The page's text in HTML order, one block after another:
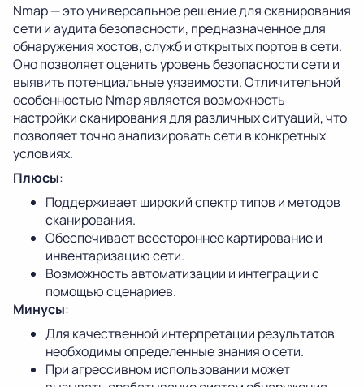
Nmap — это универсальное решение для сканирования
сети и аудита безопасности, предназначенное для
обнаружения хостов, служб и открытых портов в сети.
Оно позволяет оценить уровень безопасности сети и
выявить потенциальные уязвимости. Отличительной
особенностью Nmap является возможность
настройки сканирования для различных ситуаций, что
позволяет точно анализировать сети в конкретных
условиях.
Плюсы:
Поддерживает широкий спектр типов и методов
сканирования.
Обеспечивает всестороннее картирование и
инвентаризацию сети.
Возможность автоматизации и интеграции с
помощью сценариев.
Минусы:
Для качественной интерпретации результатов
необходимы определенные знания о сети.
При агрессивном использовании может